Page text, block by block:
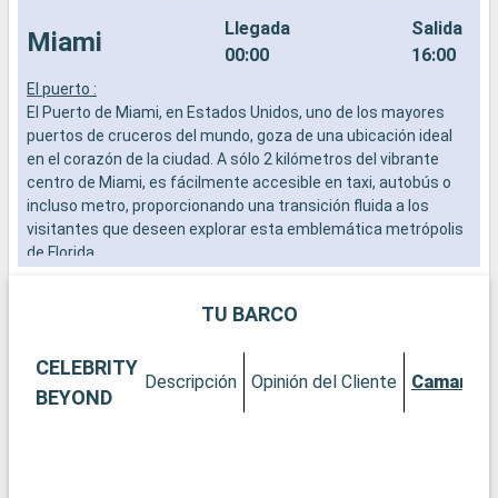
Miami
Llegada
00:00
Salida
16:00
El puerto :
El Puerto de Miami, en Estados Unidos, uno de los mayores
puertos de cruceros del mundo, goza de una ubicación ideal
en el corazón de la ciudad. A sólo 2 kilómetros del vibrante
centro de Miami, es fácilmente accesible en taxi, autobús o
incluso metro, proporcionando una transición fluida a los
visitantes que deseen explorar esta emblemática metrópolis
de Florida.
Miami es una exuberante mezcla de cultura, arte y playas.
famosos murales y galerías de arte vanguardista. El histórico
distrito Art Decó de South Beach le transportará a los años 30
con sus coloridos edificios y su ambiente vintage. Para una
TU BARCO
CELEBRITY
BEYOND
Descripción Opinión del Cliente